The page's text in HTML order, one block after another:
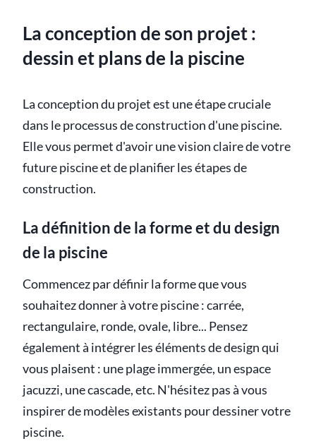
La conception de son projet :
dessin et plans de la piscine
La conception du projet est une étape cruciale
dans le processus de construction d'une piscine.
Elle vous permet d'avoir une vision claire de votre
future piscine et de planifier les étapes de
construction.
La définition de la forme et du design
de la piscine
Commencez par définir la forme que vous
souhaitez donner à votre piscine : carrée,
rectangulaire, ronde, ovale, libre... Pensez
également à intégrer les éléments de design qui
vous plaisent : une plage immergée, un espace
jacuzzi, une cascade, etc. N'hésitez pas à vous
inspirer de modèles existants pour dessiner votre
piscine.